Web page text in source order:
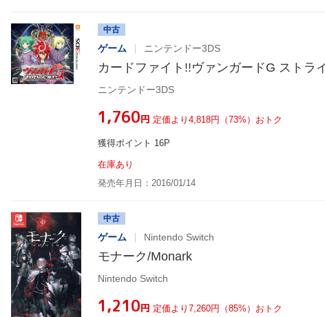
中古
ゲーム ニンテンドー3DS
カードファイト!!ヴァンガードG ストラ
ニンテンドー3DS
¥1,760円 定価より4,818円（73%）おトク
獲得ポイント 16P
在庫あり
発売年月日：2016/01/14
中古
ゲーム Nintendo Switch
モナーク/Monark
Nintendo Switch
¥1,210円 定価より7,260円（85%）おトク